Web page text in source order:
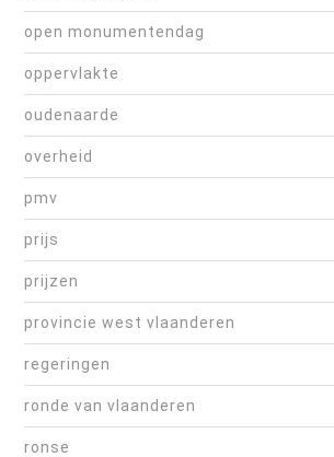
open monumentendag
oppervlakte
oudenaarde
overheid
pmv
prijs
prijzen
provincie west vlaanderen
regeringen
ronde van vlaanderen
ronse